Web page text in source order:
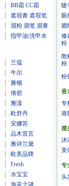
BB霜 CC霜
遮瑕膏 遮瑕笔
眉粉 眉笔 眉膏
指甲油/洗甲水
兰蔻
牛尔
雅顿
倩碧
雅漾
欧舒丹
安娜苏
品木宣言
雅诗兰黛
欧美品牌
Fresh
水宝宝
海蓝之谜
睫
眼
腮
修
粉
散
粉
粉
香
专
港
瘦
沐
美
专
头